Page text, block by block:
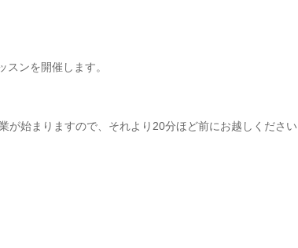
ンを開催します。
始まりますので、それより20分ほど前にお越しください